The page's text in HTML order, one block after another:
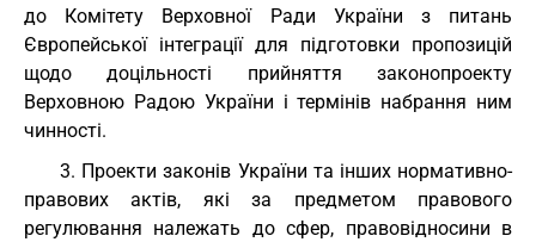
до Комітету Верховної Ради України з питань
Європейської інтеграції для підготовки пропозицій
щодо доцільності прийняття законопроекту
Верховною Радою України і термінів набрання ним
чинності.
3. Проекти законів України та інших нормативно-
правових актів, які за предметом правового
регулювання належать до сфер, правовідносини в